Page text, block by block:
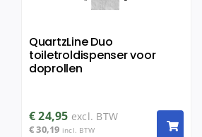
QuartzLine Duo
toiletroldispenser voor
doprollen
€24,95 excl. BTW
€30,19 incl. BTW